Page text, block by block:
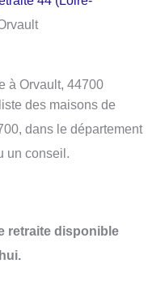
à Orvault, 44700
des maisons de
dans le département
un conseil.
retraite disponible